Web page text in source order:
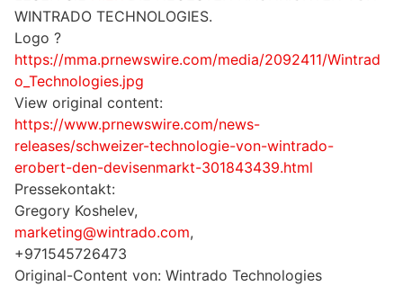
WINTRADO TECHNOLOGIES.
Logo ?
https://mma.prnewswire.com/media/2092411/Wintrad
o_Technologies.jpg
View original content:
https://www.prnewswire.com/news-
releases/schweizer-technologie-von-wintrado-
erobert-den-devisenmarkt-301843439.html
Pressekontakt:
Gregory Koshelev,
marketing@wintrado.com,
+971545726473
Original-Content von: Wintrado Technologies